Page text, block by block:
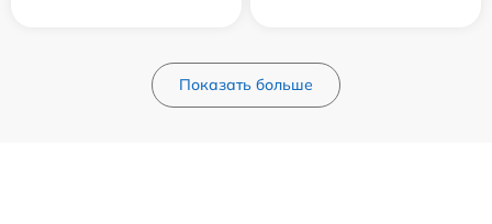
Показать больше